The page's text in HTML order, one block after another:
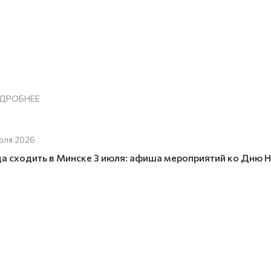
2026
сходить в Минске 3 июля: афиша мероприятий ко Дню